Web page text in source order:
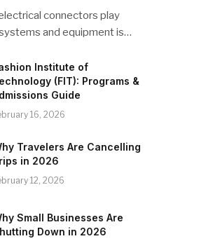
connectors play
and equipment is…
Institute of
(FIT): Programs &
Guide
16, 2026
Travelers Are Cancelling
in 2026
12, 2026
Small Businesses Are
Down in 2026